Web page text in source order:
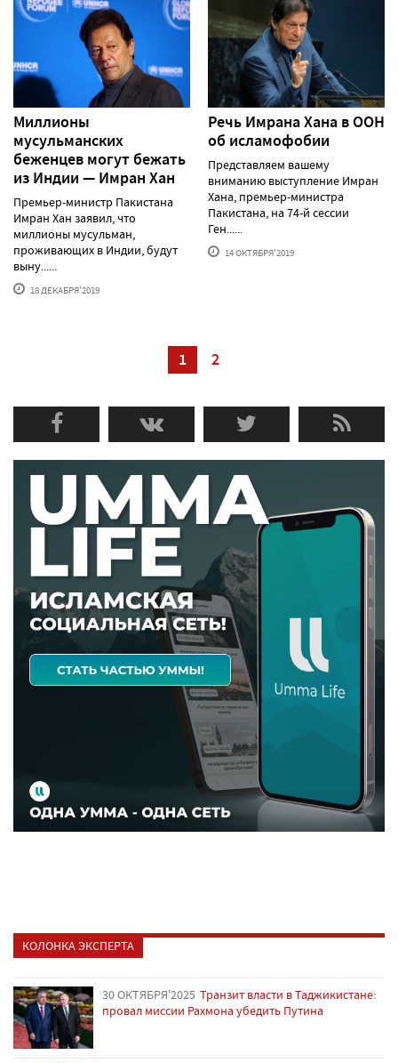
Миллионы
мусульманских
беженцев могут бежать
из Индии — Имран Хан
Премьер-министр Пакистана
Имран Хан заявил, что
миллионы мусульман,
проживающих в Индии, будут
выну......
18 ДЕКАБРЯ'2019
Речь Имрана Хана в ООН
об исламофобии
Представляем вашему
вниманию выступление Имран
Хана, премьер-министра
Пакистана, на 74-й сессии
Ген......
14 ОКТЯБРЯ'2019
1 2
КОЛОНКА ЭКСПЕРТА
30 ОКТЯБРЯ'2025 Транзит власти в Таджикистане:
провал миссии Рахмона убедить Путина